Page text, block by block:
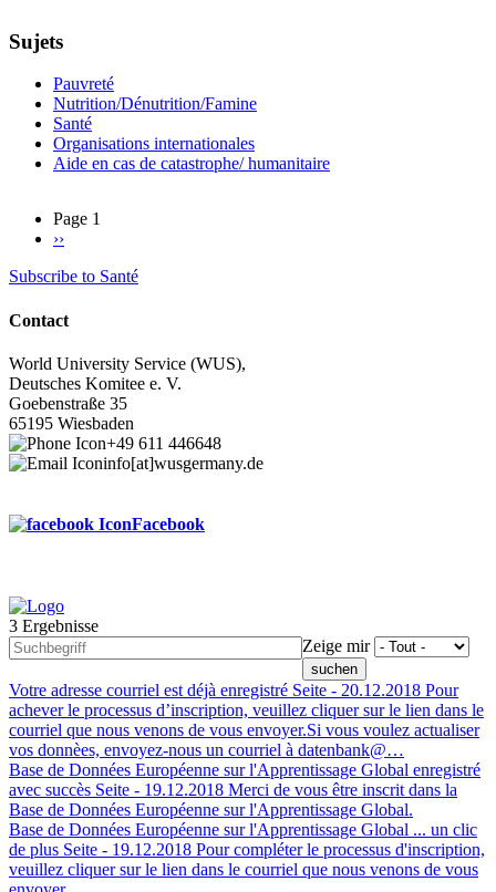
Sujets
Pauvreté
Nutrition/Dénutrition/Famine
Santé
Organisations internationales
Aide en cas de catastrophe/ humanitaire
Pagination
Page 1
Next
››
Subscribe to Santé
Contact
World University Service (WUS),
Deutsches Komitee e. V.
Goebenstraße 35
65195 Wiesbaden
+49 611 446648
info[at]wusgermany.de
Facebook
Footer
menu
3 Ergebnisse
Zeige mir
Votre adresse courriel est déjà enregistré Seite - 20.12.2018 Pour
achever le processus d’inscription, veuillez cliquer sur le lien dans le
courriel que nous venons de vous envoyer.Si vous voulez actualiser
vos donnèes, envoyez-nous un courriel à datenbank@…
Base de Données Européenne sur l'Apprentissage Global enregistré
avec succès Seite - 19.12.2018 Merci de vous être inscrit dans la
Base de Données Européenne sur l'Apprentissage Global.
Base de Données Européenne sur l'Apprentissage Global ... un clic
de plus Seite - 19.12.2018 Pour compléter le processus d'inscription,
veuillez cliquer sur le lien dans le courriel que nous venons de vous